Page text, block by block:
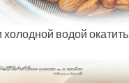
водой окатить.